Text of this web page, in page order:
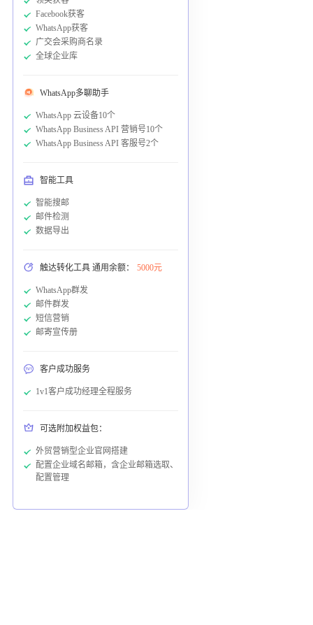
Facebook获客
WhatsApp获客
广交会采购商名录
全球企业库
WhatsApp多聊助手
WhatsApp 云设备10个
WhatsApp Business API 营销号10个
WhatsApp Business API 客服号2个
智能工具
智能搜邮
邮件检测
数据导出
触达转化工具 通用余额： 5000元
WhatsApp群发
邮件群发
短信营销
邮寄宣传册
客户成功服务
1v1客户成功经理全程服务
可选附加权益包：
外贸营销型企业官网搭建
配置企业域名邮箱，含企业邮箱选取、
配置管理